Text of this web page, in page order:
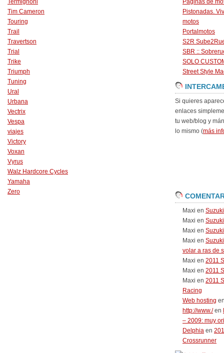
Termignoni
Tim Cameron
Touring
Trail
Travertson
Trial
Trike
Triumph
Tuning
Ural
Urbana
Vectrix
Vespa
viajes
Victory
Voxan
Vyrus
Walz Hardcore Cycles
Yamaha
Zero
Páginas de
Pistonadas.
motos
Portalmotos
S2R
SBR ::
SOLO
Street Style
Si quieres
enlaces
tu web/blog y
lo mismo (más
Maxi en
Maxi en
Maxi en
Maxi en
volar a ras de
Maxi en 2011
Maxi en 2011
Maxi en 2011
Racing
Web hosting
http://www./en
– 2009: muy
Delphia en
Crossrunner